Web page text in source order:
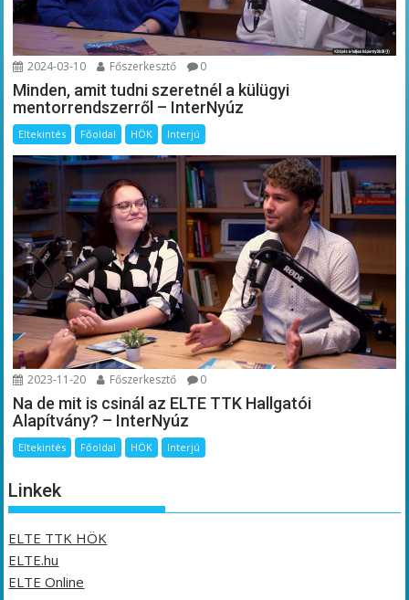
2024-03-10 Főszerkesztő 0
Minden, amit tudni szeretnél a külügyi
mentorrendszerről – InterNyúz
Eltekintés Főoldal HÖK Interjú
2023-11-20 Főszerkesztő 0
Na de mit is csinál az ELTE TTK Hallgatói
Alapítvány? – InterNyúz
Eltekintés Főoldal HÖK Interjú
Linkek
ELTE TTK HÖK
ELTE.hu
ELTE Online